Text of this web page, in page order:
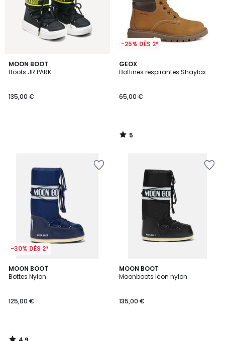
MOON BOOT
Boots JR PARK
135,00 €
-25% DÈS 2*
GEOX
Bottines respirantes Shaylax
65,00 €
5
/
5
/
-30% DÈS 2*
MOON BOOT
Bottes Nylon
125,00 €
4,9
/ 5
MOON BOOT
Moonboots Icon nylon
135,00 €